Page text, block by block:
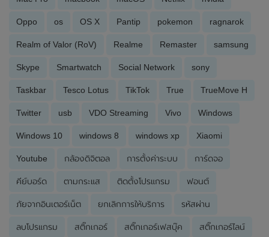
Oppo os OS X Pantip pokemon ragnarok
Realm of Valor (RoV) Realme Remaster samsung
Skype Smartwatch Social Network sony
Taskbar Tesco Lotus TikTok True TrueMove H
Twitter usb VDO Streaming Vivo Windows
Windows 10 windows 8 windows xp Xiaomi
Youtube กล้องดิจิตอล การตั้งค่าระบบ การ์ดจอ
คีย์บอร์ด ตามกระแส ติดตั้งโปรแกรม ฟอนต์
ภัยจากอินเตอร์เน็ต ยกเลิกการให้บริการ รหัสผ่าน
ลบโปรแกรม สติ๊กเกอร์ สติ๊กเกอร์เฟสบุ๊ค สติ๊กเกอร์ไลน์